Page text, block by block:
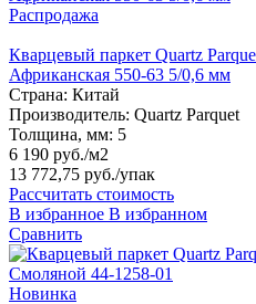
Распродажа
Кварцевый паркет Quartz
Африканская 550-63 5/0,6 мм
Страна: Китай
Производитель: Quartz Parquet
Толщина, мм: 5
6 190 руб./м2
13 772,75 руб./упак
Рассчитать стоимость
В избранное В избранном
Сравнить
Новинка